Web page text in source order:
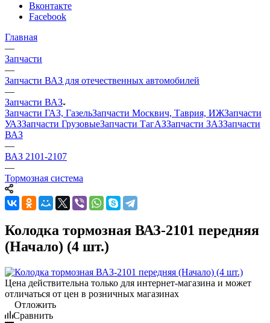
Вконтакте
Facebook
Главная
—
Запчасти
—
Запчасти ВАЗ для отечественных автомобилей
—
Запчасти ВАЗ
Запчасти ГАЗ, ГазельЗапчасти Москвич, Таврия, ИЖЗапчасти
УАЗЗапчасти ГрузовыеЗапчасти ТагАЗЗапчасти ЗАЗЗапчасти
ВАЗ
—
ВАЗ 2101-2107
—
Тормозная система
Колодка тормозная ВАЗ-2101 передняя
(Начало) (4 шт.)
Цена действительна только для интернет-магазина и может
отличаться от цен в розничных магазинах
Отложить
Сравнить